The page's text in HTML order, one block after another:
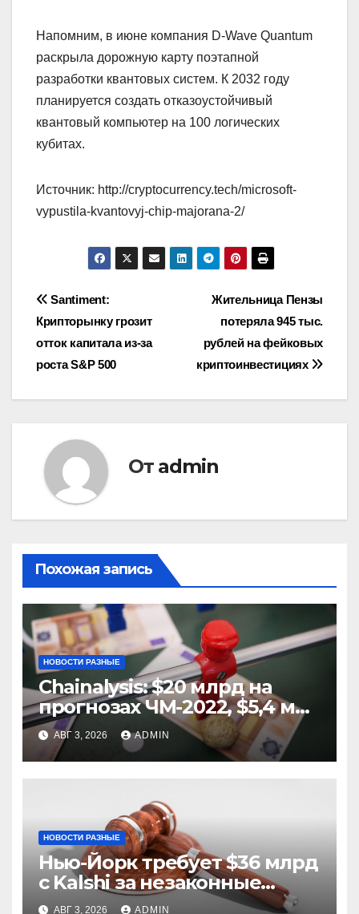
Напомним, в июне компания D-Wave Quantum
раскрыла дорожную карту поэтапной
разработки квантовых систем. К 2032 году
планируется создать отказоустойчивый
квантовый компьютер на 100 логических
кубитах.
Источник: http://cryptocurrency.tech/microsoft-
vypustila-kvantovyj-chip-majorana-2/
Навигация
по
записям
Жительница Пензы
потеряла 945 тыс.
рублей на фейковых
криптоинвестициях
Santiment:
Крипторынку грозит
отток капитала из-за
роста S&P 500
От admin
Похожая запись
НОВОСТИ РАЗНЫЕ
Chainalysis: $20 млрд на
прогнозах ЧМ-2022, $5,4 млн
из них незаконные
АВГ 3, 2026 ADMIN
НОВОСТИ РАЗНЫЕ
Нью-Йорк требует $36 млрд
с Kalshi за незаконные
ставки
АВГ 3, 2026 ADMIN